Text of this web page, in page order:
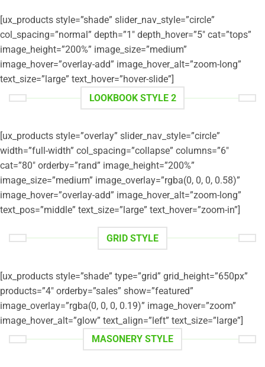
[ux_products style=”shade” slider_nav_style=”circle”
col_spacing=”normal” depth=”1″ depth_hover=”5″ cat=”tops”
image_height=”200%” image_size=”medium”
image_hover=”overlay-add” image_hover_alt=”zoom-long”
text_size=”large” text_hover=”hover-slide”]
LOOKBOOK STYLE 2
[ux_products style=”overlay” slider_nav_style=”circle”
width=”full-width” col_spacing=”collapse” columns=”6″
cat=”80″ orderby=”rand” image_height=”200%”
image_size=”medium” image_overlay=”rgba(0, 0, 0, 0.58)”
image_hover=”overlay-add” image_hover_alt=”zoom-long”
text_pos=”middle” text_size=”large” text_hover=”zoom-in”]
GRID STYLE
[ux_products style=”shade” type=”grid” grid_height=”650px”
products=”4″ orderby=”sales” show=”featured”
image_overlay=”rgba(0, 0, 0, 0.19)” image_hover=”zoom”
image_hover_alt=”glow” text_align=”left” text_size=”large”]
MASONERY STYLE